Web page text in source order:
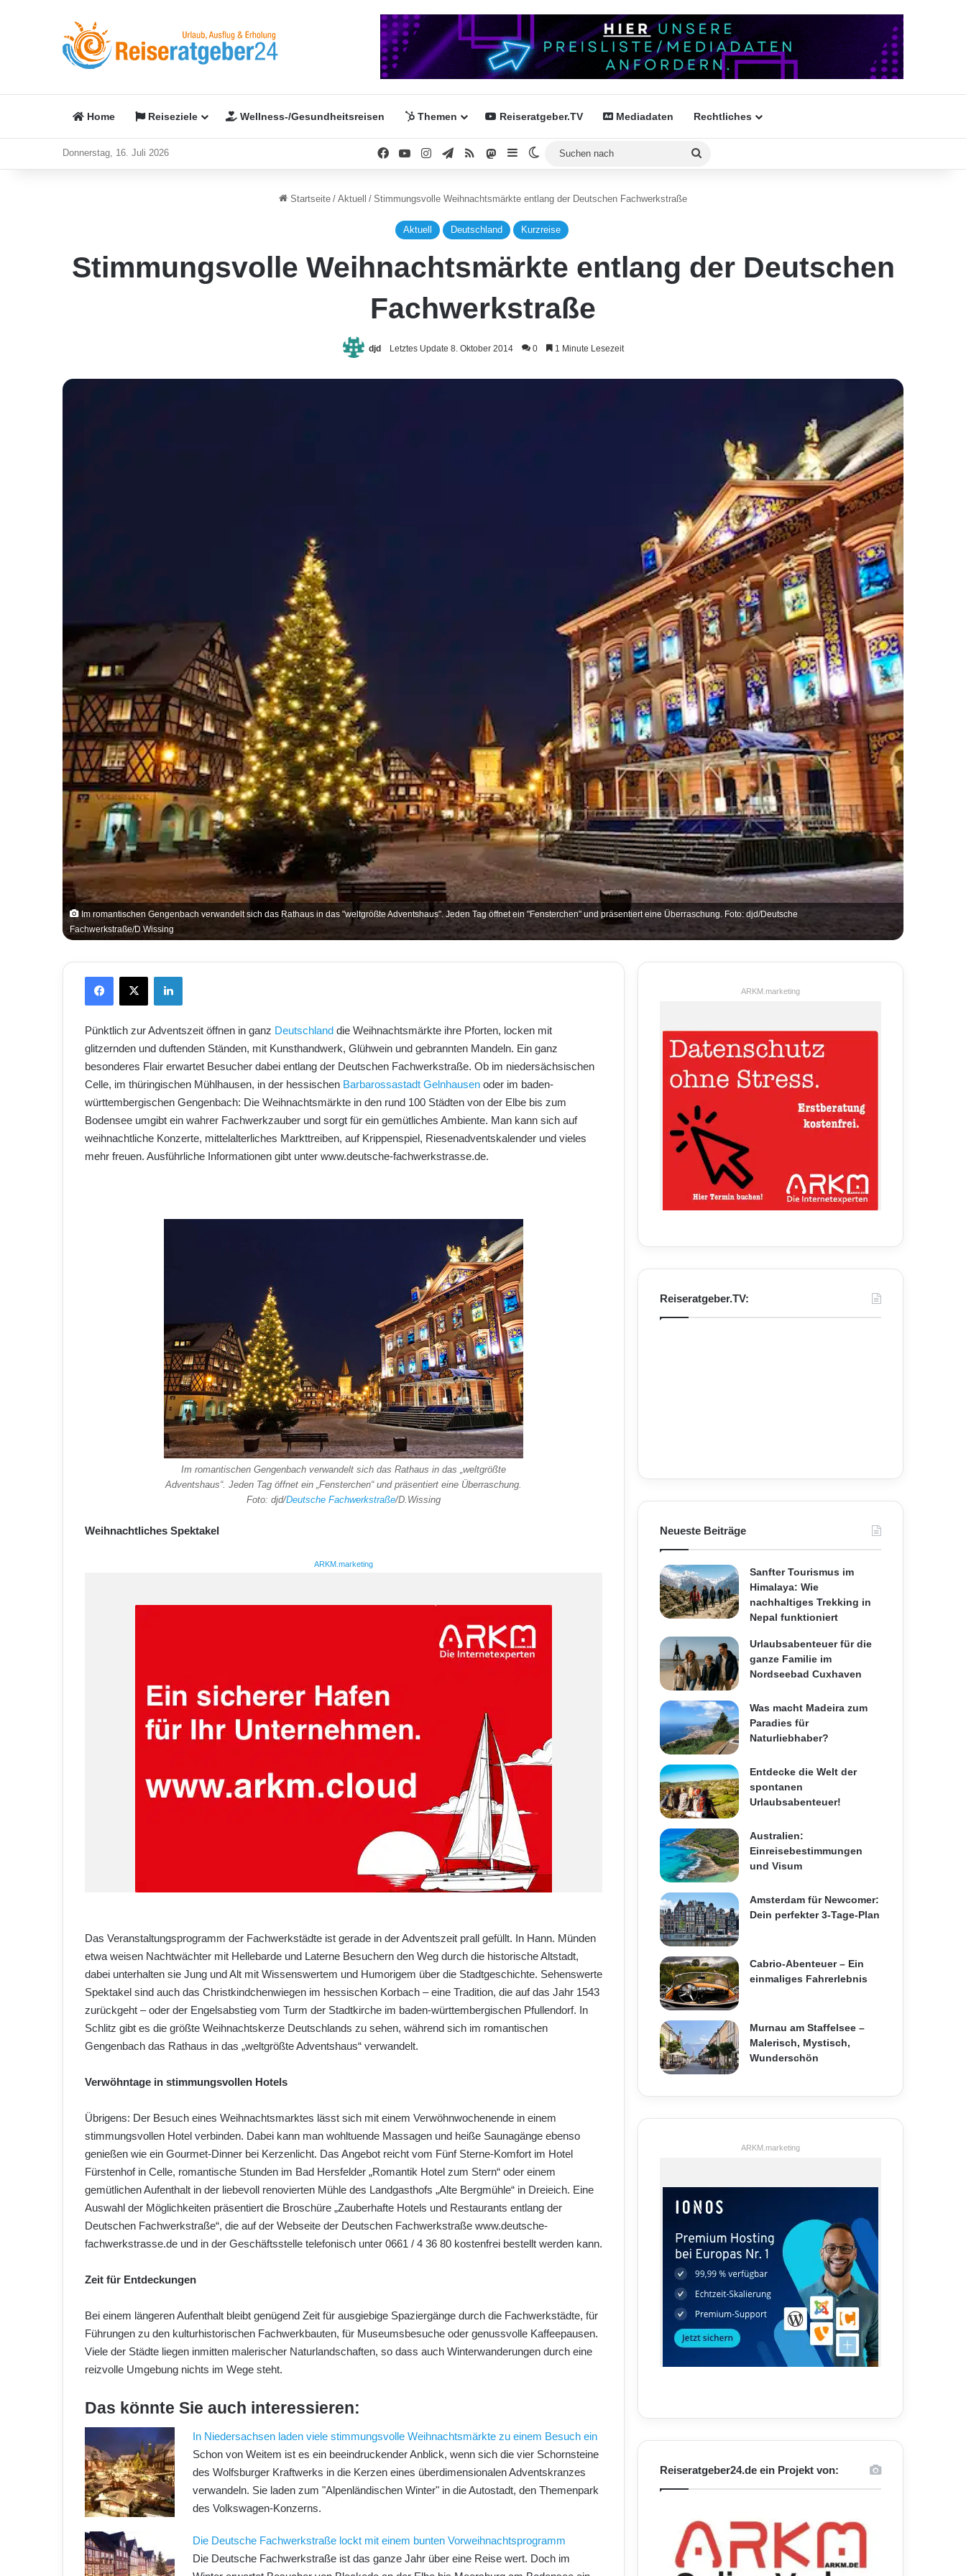
Home Reiseziele Wellness-/Gesundheitsreisen Themen Reiseratgeber.TV Mediadaten Rechtliches
Donnerstag, 16. Juli 2026 FacebookYouTubeInstagramTelegram
RSS Mastodon
SidebarSkin umschalten
Startseite / Aktuell / Stimmungsvolle Weihnachtsmärkte entlang der Deutschen Fachwerkstraße
Aktuell Deutschland Kurzreise
Stimmungsvolle Weihnachtsmärkte entlang der Deutschen
Fachwerkstraße
djd Letztes Update 8. Oktober 2014 0 1 Minute Lesezeit
Im romantischen Gengenbach verwandelt sich das Rathaus in das "weltgrößte Adventshaus". Jeden Tag öffnet ein "Fensterchen" und präsentiert eine Überraschung. Foto: djd/Deutsche
Fachwerkstraße/D.Wissing
X
Pünktlich zur Adventszeit öffnen in ganz Deutschland die Weihnachtsmärkte ihre Pforten, locken mit
glitzernden und duftenden Ständen, mit Kunsthandwerk, Glühwein und gebrannten Mandeln. Ein ganz
besonderes Flair erwartet Besucher dabei entlang der Deutschen Fachwerkstraße. Ob im niedersächsischen
Celle, im thüringischen Mühlhausen, in der hessischen Barbarossastadt Gelnhausen oder im baden-
württembergischen Gengenbach: Die Weihnachtsmärkte in den rund 100 Städten von der Elbe bis zum
Bodensee umgibt ein wahrer Fachwerkzauber und sorgt für ein gemütliches Ambiente. Man kann sich auf
weihnachtliche Konzerte, mittelalterliches Markttreiben, auf Krippenspiel, Riesenadventskalender und vieles
mehr freuen. Ausführliche Informationen gibt unter www.deutsche-fachwerkstrasse.de.
Im romantischen Gengenbach verwandelt sich das Rathaus in das „weltgrößte
Adventshaus“. Jeden Tag öffnet ein „Fensterchen“ und präsentiert eine Überraschung.
Foto: djd/Deutsche Fachwerkstraße/D.Wissing
Weihnachtliches Spektakel
ARKM.marketing
Das Veranstaltungsprogramm der Fachwerkstädte ist gerade in der Adventszeit prall gefüllt. In Hann. Münden
etwa weisen Nachtwächter mit Hellebarde und Laterne Besuchern den Weg durch die historische Altstadt,
dabei unterhalten sie Jung und Alt mit Wissenswertem und Humorigem über die Stadtgeschichte. Sehenswerte
Spektakel sind auch das Christkindchenwiegen im hessischen Korbach – eine Tradition, die auf das Jahr 1543
zurückgeht – oder der Engelsabstieg vom Turm der Stadtkirche im baden-württembergischen Pfullendorf. In
Schlitz gibt es die größte Weihnachtskerze Deutschlands zu sehen, während sich im romantischen
Gengenbach das Rathaus in das „weltgrößte Adventshaus“ verwandelt.
Verwöhntage in stimmungsvollen Hotels
Übrigens: Der Besuch eines Weihnachtsmarktes lässt sich mit einem Verwöhnwochenende in einem
stimmungsvollen Hotel verbinden. Dabei kann man wohltuende Massagen und heiße Saunagänge ebenso
genießen wie ein Gourmet-Dinner bei Kerzenlicht. Das Angebot reicht vom Fünf Sterne-Komfort im Hotel
Fürstenhof in Celle, romantische Stunden im Bad Hersfelder „Romantik Hotel zum Stern“ oder einem
gemütlichen Aufenthalt in der liebevoll renovierten Mühle des Landgasthofs „Alte Bergmühle“ in Dreieich. Eine
Auswahl der Möglichkeiten präsentiert die Broschüre „Zauberhafte Hotels und Restaurants entlang der
Deutschen Fachwerkstraße“, die auf der Webseite der Deutschen Fachwerkstraße www.deutsche-
fachwerkstrasse.de und in der Geschäftsstelle telefonisch unter 0661 / 4 36 80 kostenfrei bestellt werden kann.
Zeit für Entdeckungen
Bei einem längeren Aufenthalt bleibt genügend Zeit für ausgiebige Spaziergänge durch die Fachwerkstädte, für
Führungen zu den kulturhistorischen Fachwerkbauten, für Museumsbesuche oder genussvolle Kaffeepausen.
Viele der Städte liegen inmitten malerischer Naturlandschaften, so dass auch Winterwanderungen durch eine
reizvolle Umgebung nichts im Wege steht.
Das könnte Sie auch interessieren:
In Niedersachsen laden viele stimmungsvolle Weihnachtsmärkte zu einem Besuch ein
Schon von Weitem ist es ein beeindruckender Anblick, wenn sich die vier Schornsteine
des Wolfsburger Kraftwerks in die Kerzen eines überdimensionalen Adventskranzes
verwandeln. Sie laden zum "Alpenländischen Winter" in die Autostadt, den Themenpark
des Volkswagen-Konzerns.
Die Deutsche Fachwerkstraße lockt mit einem bunten Vorweihnachtsprogramm
Die Deutsche Fachwerkstraße ist das ganze Jahr über eine Reise wert. Doch im
ARKM.marketing
Reiseratgeber.TV:
Neueste Beiträge
Sanfter Tourismus im
Himalaya: Wie
nachhaltiges Trekking in
Nepal funktioniert
Urlaubsabenteuer für die
ganze Familie im
Nordseebad Cuxhaven
Was macht Madeira zum
Paradies für
Naturliebhaber?
Entdecke die Welt der
spontanen
Urlaubsabenteuer!
Australien:
Einreisebestimmungen
und Visum
Amsterdam für Newcomer:
Dein perfekter 3-Tage-Plan
Cabrio-Abenteuer – Ein
einmaliges Fahrerlebnis
Murnau am Staffelsee –
Malerisch, Mystisch,
Wunderschön
ARKM.marketing
Reiseratgeber24.de ein Projekt von: